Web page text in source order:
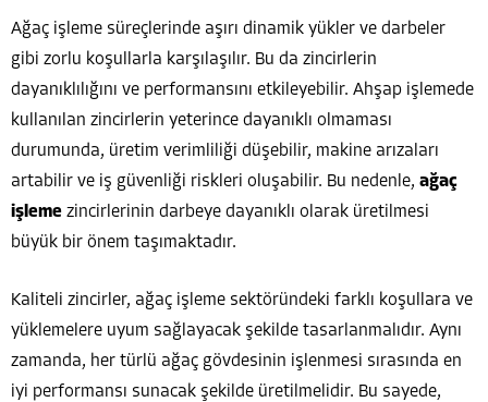
Ağaç işleme süreçlerinde aşırı dinamik yükler ve darbeler
gibi zorlu koşullarla karşılaşılır. Bu da zincirlerin
dayanıklılığını ve performansını etkileyebilir. Ahşap işlemede
kullanılan zincirlerin yeterince dayanıklı olmaması
durumunda, üretim verimliliği düşebilir, makine arızaları
artabilir ve iş güvenliği riskleri oluşabilir. Bu nedenle, ağaç
işleme zincirlerinin darbeye dayanıklı olarak üretilmesi
büyük bir önem taşımaktadır.
Kaliteli zincirler, ağaç işleme sektöründeki farklı koşullara ve
yüklemelere uyum sağlayacak şekilde tasarlanmalıdır. Aynı
zamanda, her türlü ağaç gövdesinin işlenmesi sırasında en
iyi performansı sunacak şekilde üretilmelidir. Bu sayede,